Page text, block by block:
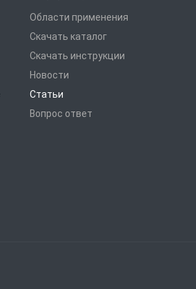
Области применения
Скачать каталог
Скачать инструкции
Новости
Статьи
Вопрос ответ